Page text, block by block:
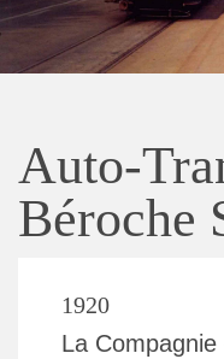
Auto-
Béroche
1920
La